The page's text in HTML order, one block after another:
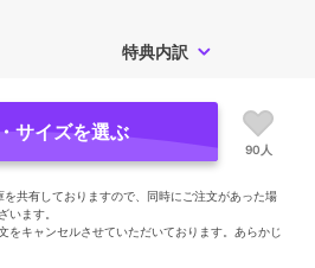
特典内訳
サイズを選ぶ
90人
共有しておりますので、同時にご注文があった場
います。
をキャンセルさせていただいております。あらかじ